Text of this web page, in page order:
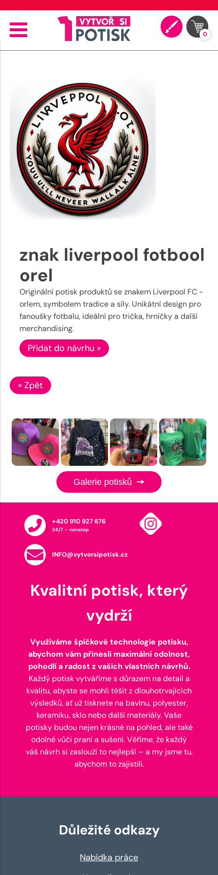
0
znak liverpool fotbool
orel
Originální potisk produktů se znakem Liverpool FC -
orlem, symbolem tradice a síly. Unikátní design pro
fanoušky fotbalu, ideální pro trička, hrníčky a další
merchandising.
Přidat do návrhu »
« Zpět
Galerie potisků
+420 910 927 676
24/7 - nonstop
INFO@vytvorsipotisk.cz
Kvalitní potisk, který
vydrží
Využíváme špičkové technologie potisku,
abychom vám přinesli maximální odolnost,
pohodlí a radost z vašich vlastních návrhů.
Každý potisk vytváříme s důrazem na detail a
kvalitu, abyste se mohli těšit z dlouhotrvajících
výsledků, ať už tisknete na bavlnu, polyester,
keramiku, sklo nebo další materiály. Vaše
potisky budou nejen krásné na pohled, ale také
odolné vůči praní a sušení. Věříme, že každý
váš návrh si zaslouží to nejlepší – a my jsme tu,
abychom to zajistili.
Důležité odkazy
Nabídka práce